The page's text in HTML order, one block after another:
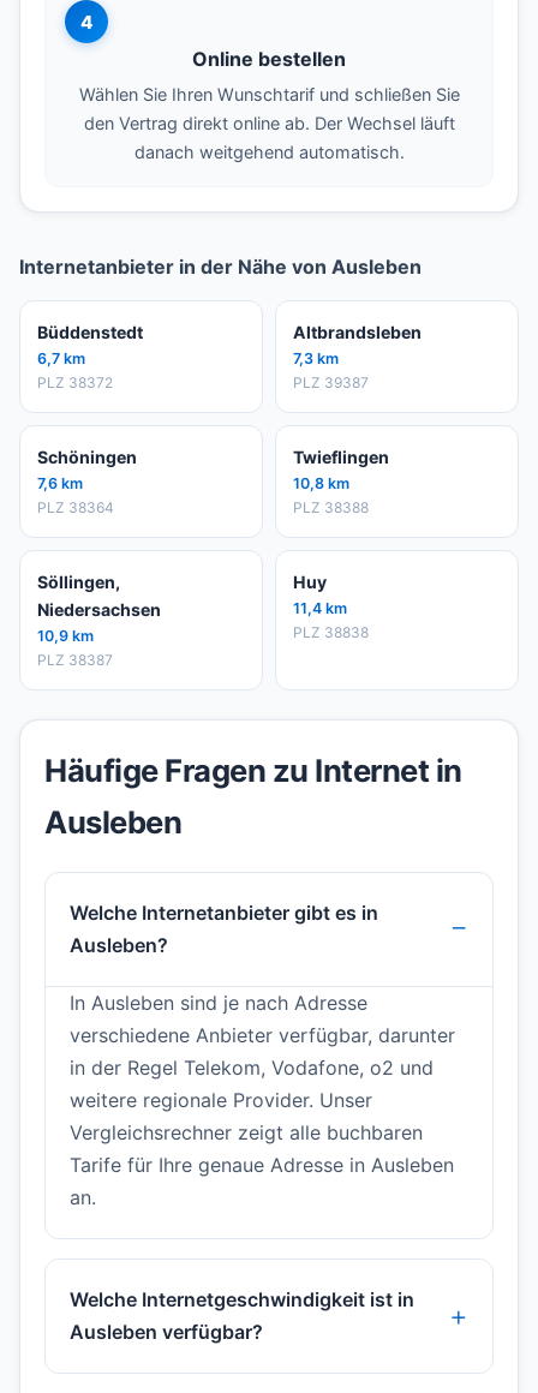
4
Online bestellen
Wählen Sie Ihren Wunschtarif und schließen Sie
den Vertrag direkt online ab. Der Wechsel läuft
danach weitgehend automatisch.
Internetanbieter in der Nähe von Ausleben
Büddenstedt
6,7 km
PLZ 38372
Altbrandsleben
7,3 km
PLZ 39387
Schöningen
7,6 km
PLZ 38364
Twieflingen
10,8 km
PLZ 38388
Söllingen,
Niedersachsen
10,9 km
PLZ 38387
Huy
11,4 km
PLZ 38838
Häufige Fragen zu Internet in
Ausleben
Welche Internetanbieter gibt es in
Ausleben?
In Ausleben sind je nach Adresse
verschiedene Anbieter verfügbar, darunter
in der Regel Telekom, Vodafone, o2 und
weitere regionale Provider. Unser
Vergleichsrechner zeigt alle buchbaren
Tarife für Ihre genaue Adresse in Ausleben
an.
Welche Internetgeschwindigkeit ist in
Ausleben verfügbar?